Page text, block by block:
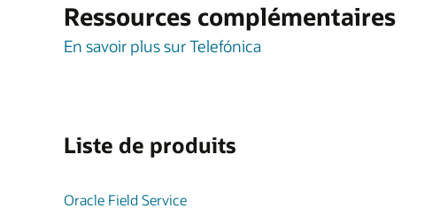
Ressources complémentaires
En savoir plus sur Telefónica
Liste de produits
Oracle Field Service